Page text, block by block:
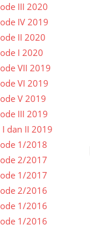
III 2020
IV 2019
II 2020
I 2020
VII 2019
VI 2019
V 2019
III 2019
dan II 2019
1/2018
2/2017
1/2017
2/2016
1/2016
1/2016